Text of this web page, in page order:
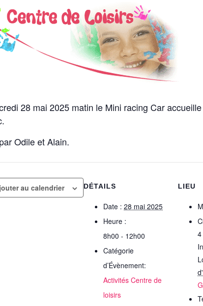
28 mai 2025 matin le Mini racing Car
Odile et Alain.
au calendrier DÉTAILS
Date : 28 mai 2025
Heure :
8h00 - 12h00
Catégorie
d’Évènement:
Activités Centre de
loisirs
LIEU